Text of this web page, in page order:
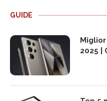
GUIDE
2025 |